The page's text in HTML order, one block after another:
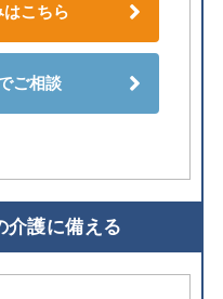
こちら
ご相談
介護に備える